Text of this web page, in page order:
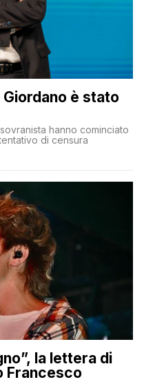
è stato
hanno cominciato
di censura
la lettera di
Francesco